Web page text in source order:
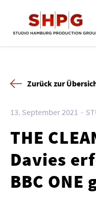
Zurück zur
13. September 2021
THE
Davies
BBC